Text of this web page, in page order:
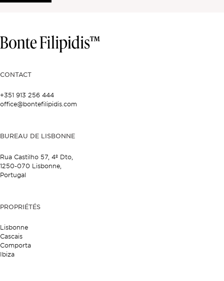
CONTACT
+351 913 256 444
office@bontefilipidis.com
BUREAU DE LISBONNE
Rua Castilho 57, 4º Dto,
1250-070 Lisbonne,
Portugal
PROPRIÉTÉS
Lisbonne
Cascais
Comporta
Ibiza